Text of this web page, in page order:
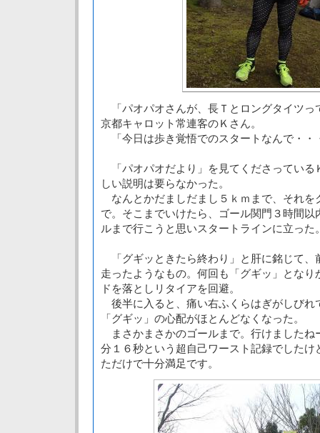
「パオパオさんが、長Ｔとロングタイツっ
京都キャロット常連客のＫさん。
「今日は歩き覚悟でのスタートなんで・・
「パオパオだより」を見てくださっている
しい説明は要らなかった。
なんとかだましだまし５ｋｍまで、それを
で。そこまでいけたら、ゴール関門３時間
ルまで行こうと思いスタートラインに立った
「グギッときたら終わり」と肝に銘じて、
走ったようなもの。何回も「グギッ」とな
ドを落としリタイアを回避。
後半に入ると、痛い右ふくらはぎがしびれ
「グギッ」の心配がほとんどなくなった。
まさかまさかのゴールまで。行けましたね
分１６秒という超自己ワースト記録でしたけ
ただけで十分満足です。